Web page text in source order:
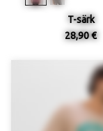
T-särk
28,90 €